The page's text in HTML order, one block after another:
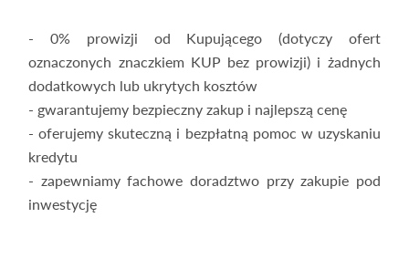
- 0% prowizji od Kupującego (dotyczy ofert
oznaczonych znaczkiem KUP bez prowizji) i żadnych
dodatkowych lub ukrytych kosztów
- gwarantujemy bezpieczny zakup i najlepszą cenę
- oferujemy skuteczną i bezpłatną pomoc w uzyskaniu
kredytu
- zapewniamy fachowe doradztwo przy zakupie pod
inwestycję